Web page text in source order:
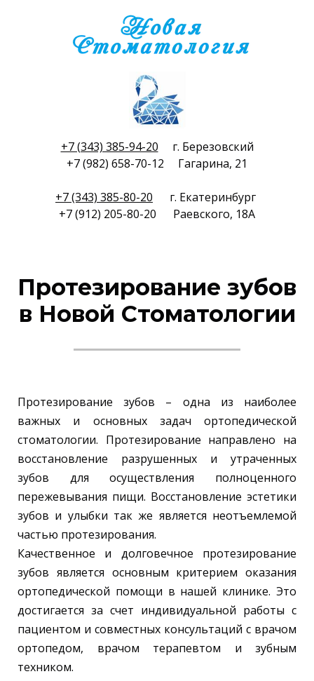
+7 (343) 385-94-20 г. Березовский
+7 (982) 658-70-12 Гагарина, 21
+7 (343) 385-80-20 г. Екатеринбург
+7 (912) 205-80-20 Раевского, 18А
Протезирование зубов
в Новой Стоматологии
Протезирование зубов – одна из наиболее
важных и основных задач ортопедической
стоматологии. Протезирование направлено на
восстановление разрушенных и утраченных
зубов для осуществления полноценного
пережевывания пищи. Восстановление эстетики
зубов и улыбки так же является неотъемлемой
частью протезирования.
Качественное и долговечное протезирование
зубов является основным критерием оказания
ортопедической помощи в нашей клинике. Это
достигается за счет индивидуальной работы с
пациентом и совместных консультаций с врачом
ортопедом, врачом терапевтом и зубным
техником.